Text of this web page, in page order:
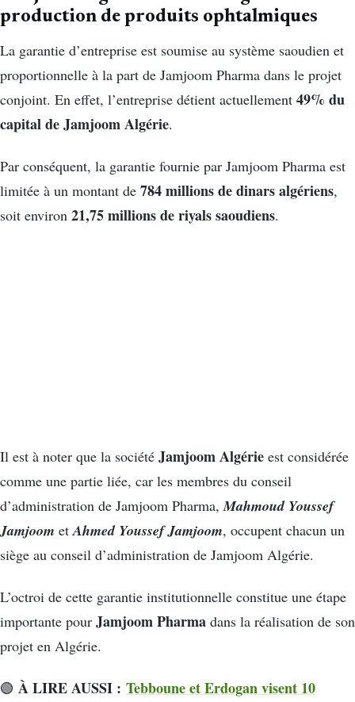
production de produits ophtalmiques
La garantie d’entreprise est soumise au système saoudien et
proportionnelle à la part de Jamjoom Pharma dans le projet
conjoint. En effet, l’entreprise détient actuellement 49% du
capital de Jamjoom Algérie.
Par conséquent, la garantie fournie par Jamjoom Pharma est
limitée à un montant de 784 millions de dinarsalgériens,
soit environ 21,75 millions de riyals saoudiens.
Il est à noter que la société Jamjoom Algérie est considérée
comme une partie liée, car les membres du conseil
d’administration de Jamjoom Pharma, Mahmoud Youssef
Jamjoom et Ahmed Youssef Jamjoom, occupent chacun un
siège au conseil d’administration de Jamjoom Algérie.
L’octroi de cette garantie institutionnelle constitue une étape
importante pour Jamjoom Pharma dans la réalisation de son
projet en Algérie.
🟢 À LIRE AUSSI : Tebboune et Erdogan visent 10